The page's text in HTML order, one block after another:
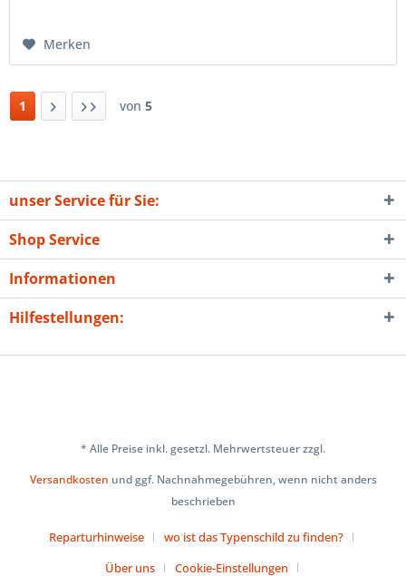
Merken
1 von 5
unser Service für Sie:
Shop Service
Informationen
Hilfestellungen:
* Alle Preise inkl. gesetzl. Mehrwertsteuer zzgl.
Versandkosten und ggf. Nachnahmegebühren, wenn nicht anders
beschrieben
Reparturhinweise
wo ist das Typenschild zu finden?
Über uns
Cookie-Einstellungen